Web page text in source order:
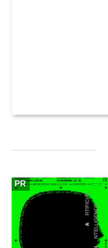
PR